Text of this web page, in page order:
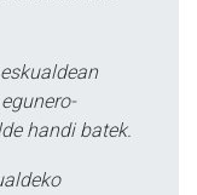
handi batek.